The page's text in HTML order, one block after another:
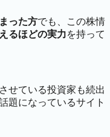
った方でも、この株情
るほどの実力を持って
せている投資家も続出
題になっているサイト